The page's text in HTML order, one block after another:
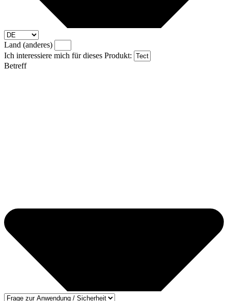
Land (anderes)
Ich interessiere mich für dieses Produkt:
Betreff